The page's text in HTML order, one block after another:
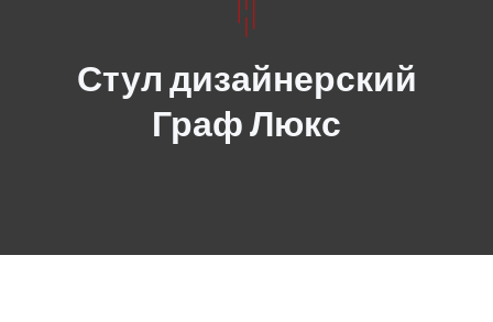
Стул дизайнерский
Граф Люкс